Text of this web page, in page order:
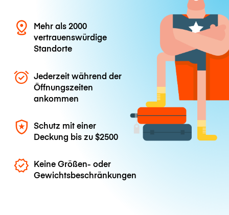
Mehr als 2000
vertrauenswürdige
Standorte
Jederzeit während der
Öffnungszeiten
ankommen
Schutz mit einer
Deckung bis zu$2500
Keine Größen- oder
Gewichtsbeschränkungen